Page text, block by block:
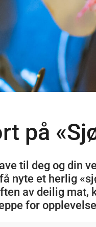
på
til deg og din
nyte et herlig
av deilig
for